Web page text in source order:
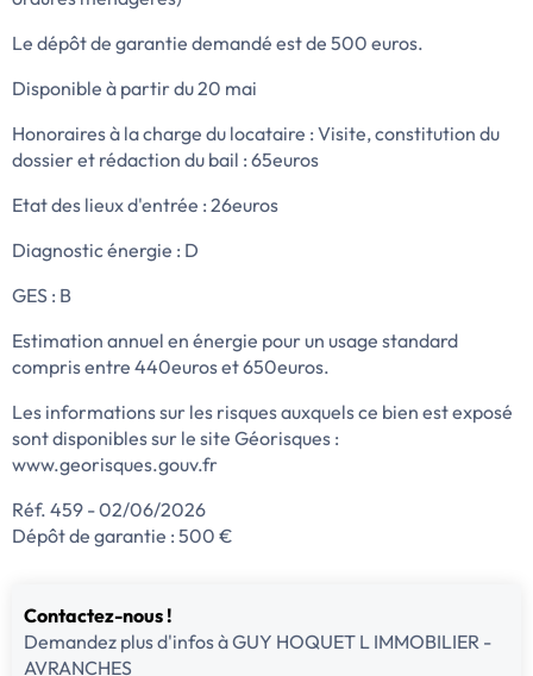
Le dépôt de garantie demandé est de 500 euros.
Disponible à partir du 20 mai
Honoraires à la charge du locataire : Visite, constitution du
dossier et rédaction du bail : 65euros
Etat des lieux d'entrée : 26euros
Diagnostic énergie : D
GES : B
Estimation annuel en énergie pour un usage standard
compris entre 440euros et 650euros.
Les informations sur les risques auxquels ce bien est exposé
sont disponibles sur le site Géorisques :
www.georisques.gouv.fr
Réf. 459 - 02/06/2026
Dépôt de garantie : 500 €
Contactez-nous !
Demandez plus d'infos à GUY HOQUET L IMMOBILIER -
AVRANCHES